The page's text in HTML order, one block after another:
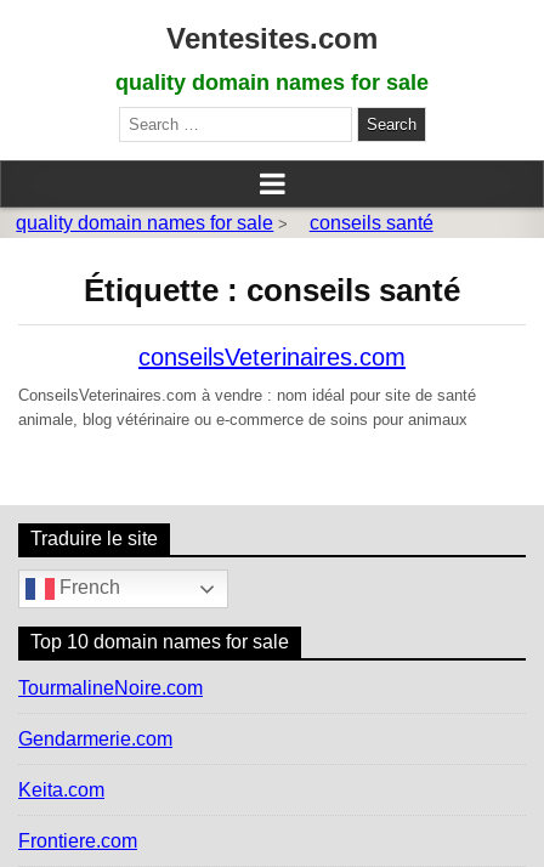
Ventesites.com
quality domain names for sale
Search
for:
quality domain names for sale > conseils santé
Étiquette : conseils santé
conseilsVeterinaires.com
ConseilsVeterinaires.com à vendre : nom idéal pour site de santé
animale, blog vétérinaire ou e-commerce de soins pour animaux
Traduire le site
French
Top 10 domain names for sale
TourmalineNoire.com
Gendarmerie.com
Keita.com
Frontiere.com